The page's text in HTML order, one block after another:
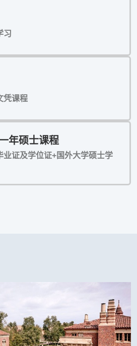
习
凭课程
年硕士课程
业证及学位证+国外大学硕士学